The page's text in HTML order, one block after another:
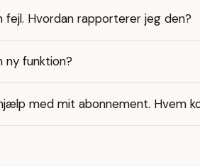
fejl. Hvordan rapporterer jeg den?
ny funktion?
med mit abonnement. Hvem